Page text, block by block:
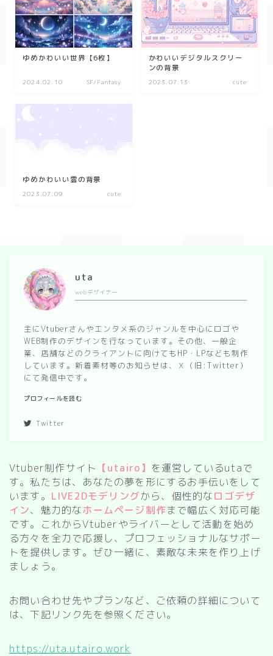
Valentine
Tanabata
Halloween
season
winter
spring
autumn
sea
sky
food
sweets
寝室
custom rooms
cityscape
park
Restaurant/Cafe
countryside
ゆめかわいい世界【6枚】
2024.02.10 SF/Fantasy
かわいいデジタルスクリー
ンの背景
2023.07.13 cute
ゆめかわいい雲の背景
2023.07.09 cute
uta
webデザイナー
主にVtuberさんやエンタメ系のジャンルを中心にロゴや
WEB制作のデザインを行なっています。その他、一般企
業、店舗などのクライアントに向けてもHP・LPなども制作
しています。新着素材等のお知らせは、Ｘ（旧:Twitter）
にて発信中です。
プロフィールを読む
Twitter
Vtuber制作サイト 【utairo】 を運営しているutaで
す。私たちは、あなたの夢を形にするお手伝いをして
います。 LIVE2Dモデリングから、個性的なロゴデザ
イン、魅力的なホームページ制作まで幅広く対応可能
です。これからVtuberやライバーとして活動を始め
る方々を全力で応援し、プロフェッショナルなサポー
トを提供します。ぜひ一緒に、素敵な未来を作り上げ
ましょう。
お問い合わせ先やプランなど、ご依頼の詳細について
は、下記リンク先を参照ください。
https://uta.utairo.work